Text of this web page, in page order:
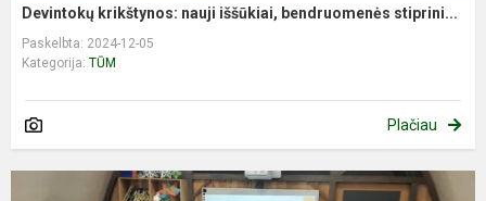
Devintokų krikštynos: nauji iššūkiai, bendruomenės stiprini...
Paskelbta: 2024-12-05
Kategorija: TŪM
Plačiau